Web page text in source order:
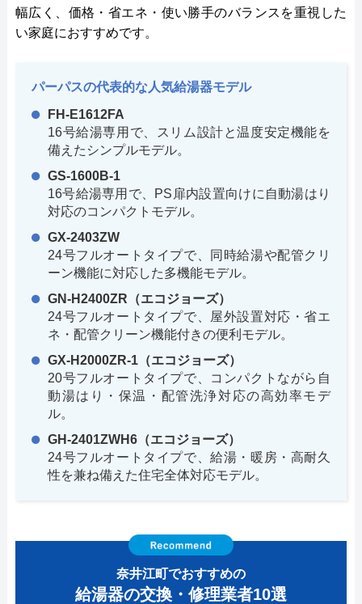
幅広く、価格・省エネ・使い勝手のバランスを重視した
い家庭におすすめです。
パーパスの代表的な人気給湯器モデル
FH-E1612FA
16号給湯専用で、スリム設計と温度安定機能を
備えたシンプルモデル。
GS-1600B-1
16号給湯専用で、PS扉内設置向けに自動湯はり
対応のコンパクトモデル。
GX-2403ZW
24号フルオートタイプで、同時給湯や配管クリ
ーン機能に対応した多機能モデル。
GN-H2400ZR（エコジョーズ）
24号フルオートタイプで、屋外設置対応・省エ
ネ・配管クリーン機能付きの便利モデル。
GX-H2000ZR-1（エコジョーズ）
20号フルオートタイプで、コンパクトながら自
動湯はり・保温・配管洗浄対応の高効率モデ
ル。
GH-2401ZWH6（エコジョーズ）
24号フルオートタイプで、給湯・暖房・高耐久
性を兼ね備えた住宅全体対応モデル。
奈井江町でおすすめの
給湯器の交換・修理業者10選